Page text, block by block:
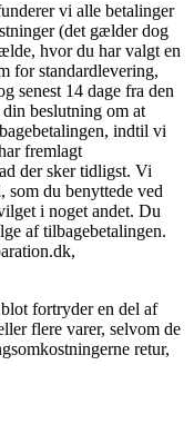
vi alle betalinger
(det gælder dog
hvor du har valgt en
for standardlevering,
senest 14 dage fra den
beslutning om at
indtil vi
fremlagt
der sker tidligst. Vi
som du benyttede ved
i noget andet. Du
af tilbagebetalingen.
fortryder en del af
flere varer, selvom de
retur,